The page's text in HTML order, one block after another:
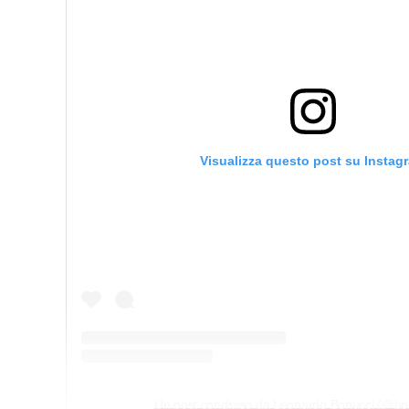
Visualizza questo post su
Un post condiviso da Leonardo Bonucci